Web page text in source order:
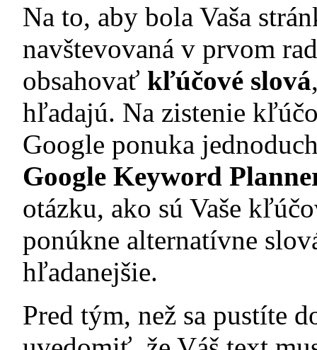
Na to, aby bola Vaša
navštevovaná v prvom
obsahovať kľúčové slová
hľadajú. Na zistenie
Google ponuka
Google Keyword
otázku, ako sú Vaše
ponúkne alternatívne
hľadanejšie.
Pred tým, než sa pustíte